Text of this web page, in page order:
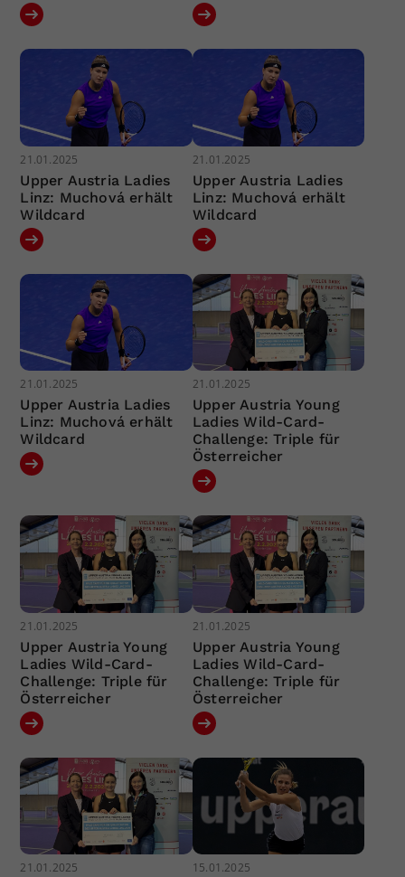
21.01.2025
Upper Austria Ladies
Linz: Muchová erhält
Wildcard
21.01.2025
Upper Austria Ladies
Linz: Muchová erhält
Wildcard
21.01.2025
Upper Austria Ladies
Linz: Muchová erhält
Wildcard
21.01.2025
Upper Austria Young
Ladies Wild-Card-
Challenge: Triple für
Österreicher
21.01.2025
Upper Austria Young
Ladies Wild-Card-
Challenge: Triple für
Österreicher
21.01.2025
Upper Austria Young
Ladies Wild-Card-
Challenge: Triple für
Österreicher
21.01.2025 15.01.2025